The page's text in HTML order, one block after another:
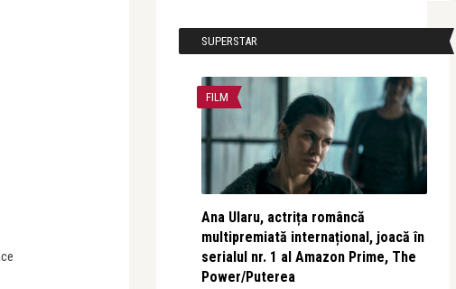
SUPERSTAR
FILM
Ana Ularu, actrița româncă
multipremiată internațional, joacă în
serialul nr. 1 al Amazon Prime, The
Power/Puterea